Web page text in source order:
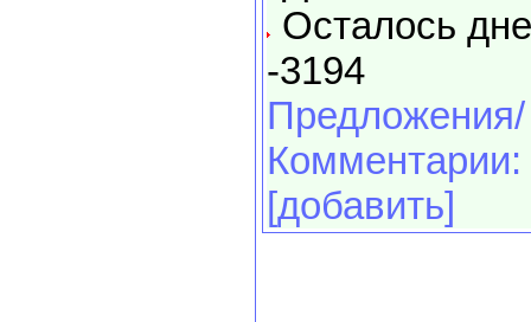
Осталось
-3194
Предложения/
Комментарии:
[добавить]